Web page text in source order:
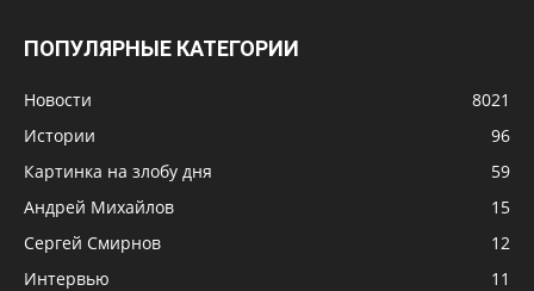
ПОПУЛЯРНЫЕ КАТЕГОРИИ
Новости
8021
Истории
96
Картинка на злобу дня
59
Андрей Михайлов
15
Сергей Смирнов
12
Интервью
11